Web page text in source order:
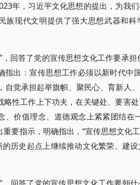
年，习近平文化思想的提出，为我
族现代文明提供了强大思想武器和
，回答了党的宣传思想文化工作要承
指出：宣传思想工作必须以新时代中
自觉承担起举旗帜、聚民心、育新人
略性工作上下功夫，在关键处、要害
、价值理念、道德观念上紧紧团结在
要指示，明确指出，“宣传思想文化
的历史起点上继续推动文化繁荣、建